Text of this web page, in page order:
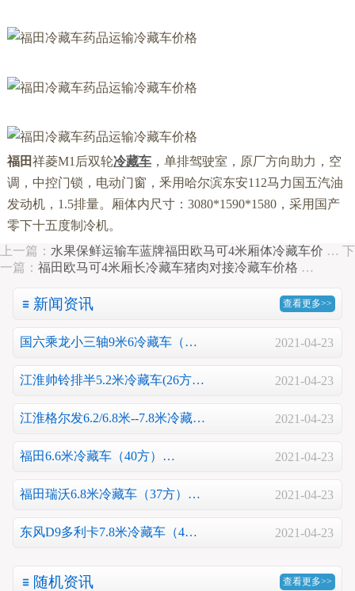
福田祥菱M1后双轮冷藏车，单排驾驶室，原厂方向助力，空
调，中控门锁，电动门窗，釆用哈尔滨东安112马力国五汽油
发动机，1.5排量。厢体内尺寸：3080*1590*1580，采用国产
零下十五度制冷机。
上一篇： 水果保鲜运输车蓝牌福田欧马可4米厢体冷藏车价 … 下
一篇： 福田欧马可4米厢长冷藏车猪肉对接冷藏车价格 …
新闻资讯 查看更多>>
国六乘龙小三轴9米6冷藏车（… 2021-04-23
江淮帅铃排半5.2米冷藏车(26方… 2021-04-23
江淮格尔发6.2/6.8米--7.8米冷藏… 2021-04-23
福田6.6米冷藏车（40方）… 2021-04-23
福田瑞沃6.8米冷藏车（37方）… 2021-04-23
东风D9多利卡7.8米冷藏车（4… 2021-04-23
随机资讯 查看更多>>